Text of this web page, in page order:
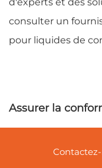
consulter un
pour liquides de
Assurer la
fournisseurs